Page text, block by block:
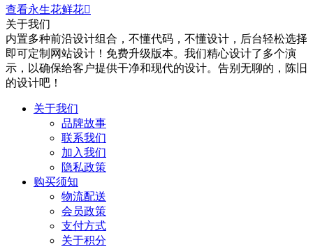
查看永生花鲜花
关于我们
内置多种前沿设计组合，不懂代码，不懂设计，后台轻松选择
即可定制网站设计！免费升级版本。我们精心设计了多个演
示，以确保给客户提供干净和现代的设计。告别无聊的，陈旧
的设计吧！
关于我们
品牌故事
联系我们
加入我们
隐私政策
购买须知
物流配送
会员政策
支付方式
关于积分